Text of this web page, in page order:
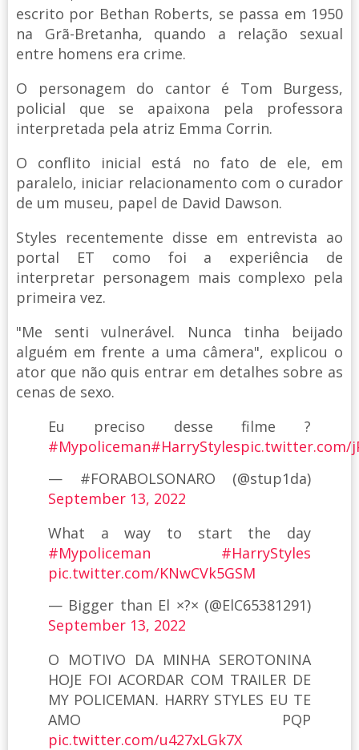
escrito por Bethan Roberts, se passa em 1950
na Grã-Bretanha, quando a relação sexual
entre homens era crime.
O personagem do cantor é Tom Burgess,
policial que se apaixona pela professora
interpretada pela atriz Emma Corrin.
O conflito inicial está no fato de ele, em
paralelo, iniciar relacionamento com o curador
de um museu, papel de David Dawson.
Styles recentemente disse em entrevista ao
portal ET como foi a experiência de
interpretar personagem mais complexo pela
primeira vez.
"Me senti vulnerável. Nunca tinha beijado
alguém em frente a uma câmera", explicou o
ator que não quis entrar em detalhes sobre as
cenas de sexo.
Eu preciso desse filme ?
#Mypoliceman#HarryStylespic.twitter.com/
— #FORABOLSONARO (@stup1da)
September 13, 2022
What a way to start the day
#Mypoliceman
#HarryStyles
pic.twitter.com/KNwCVk5GSM
— Bigger than El ×?× (@ElC65381291)
September 13, 2022
O MOTIVO DA MINHA SEROTONINA
HOJE FOI ACORDAR COM TRAILER DE
MY POLICEMAN. HARRY STYLES EU TE
AMO PQP
pic.twitter.com/u427xLGk7X